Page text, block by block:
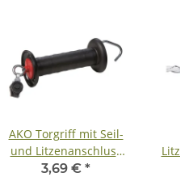
AKO Torgriff mit Seil-
und Litzenanschluss
Torgriff für Seil und
3,69 € *